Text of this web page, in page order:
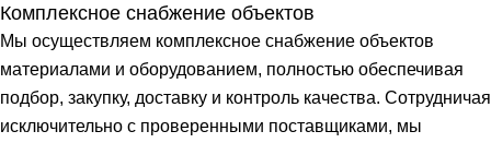
Комплексное снабжение объектов
Мы осуществляем комплексное снабжение объектов
материалами и оборудованием, полностью обеспечивая
подбор, закупку, доставку и контроль качества. Сотрудничая
исключительно с проверенными поставщиками, мы